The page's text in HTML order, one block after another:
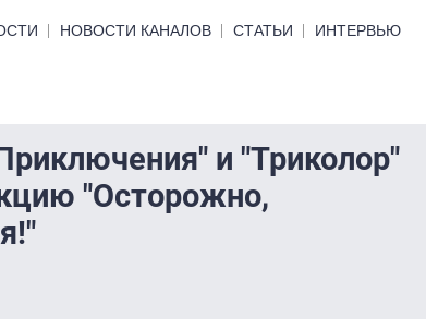
НОВОСТИ КАНАЛОВ СТАТЬИ ИНТЕРВЬЮ
и "Триколор"
"Осторожно,